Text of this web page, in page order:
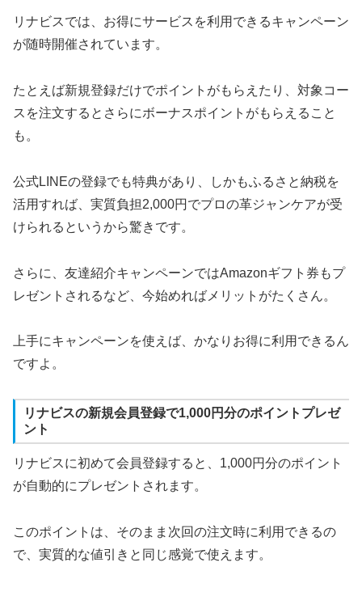
リナビスでは、お得にサービスを利用できるキャンペーン
が随時開催されています。
たとえば新規登録だけでポイントがもらえたり、対象コー
スを注文するとさらにボーナスポイントがもらえること
も。
公式LINEの登録でも特典があり、しかもふるさと納税を
活用すれば、実質負担2,000円でプロの革ジャンケアが受
けられるというから驚きです。
さらに、友達紹介キャンペーンではAmazonギフト券もプ
レゼントされるなど、今始めればメリットがたくさん。
上手にキャンペーンを使えば、かなりお得に利用できるん
ですよ。
リナビスの新規会員登録で1,000円分のポイントプレゼ
ント
リナビスに初めて会員登録すると、1,000円分のポイント
が自動的にプレゼントされます。
このポイントは、そのまま次回の注文時に利用できるの
で、実質的な値引きと同じ感覚で使えます。